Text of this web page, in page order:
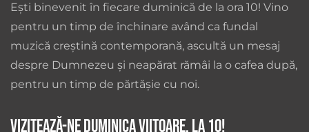
Ești binevenit în fiecare duminică de la ora 10! Vino
pentru un timp de închinare având ca fundal
muzică creștină contemporană, ascultă un mesaj
despre Dumnezeu și neapărat rămâi la o cafea după,
pentru un timp de părtășie cu noi.
Vizitează-ne duminica viitoare, la 10!